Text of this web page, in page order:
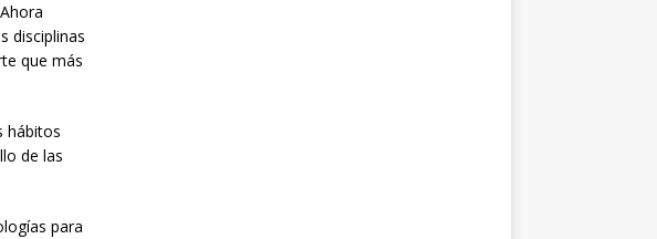
disciplinas
que más
hábitos
de las
para